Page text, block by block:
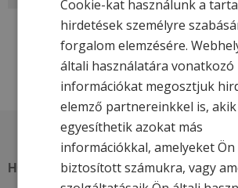
HOTEL & MORE HOTELS
Cookie-kat használunk a
hirdetések személyre
forgalom elemzésére.
általi használatára vonatkozó
információkat megosztjuk
elemző partnereinkkel is, akik
egyesíthetik azokat más
információkkal, amelyeket Ön
biztosított számukra, vagy